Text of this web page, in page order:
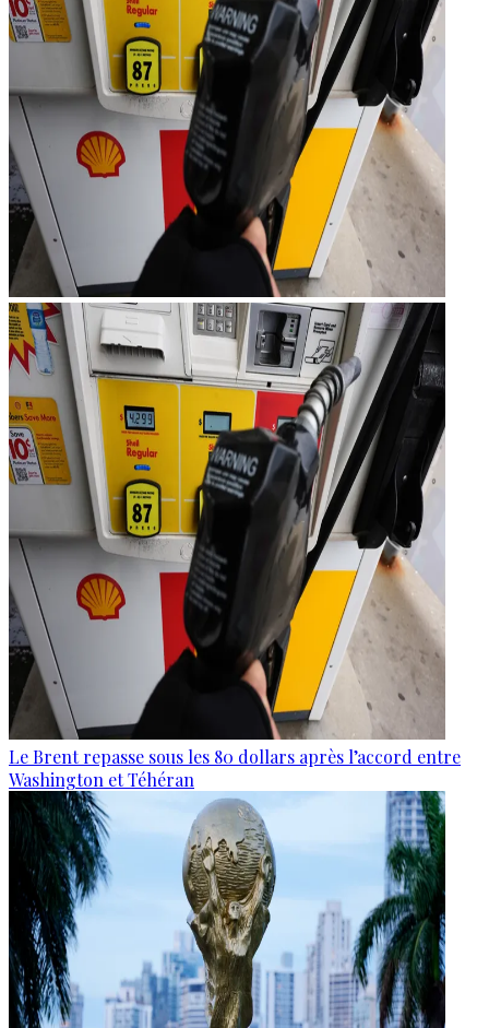
Le Brent repasse sous les 80 dollars après l’accord entre
Washington et Téhéran